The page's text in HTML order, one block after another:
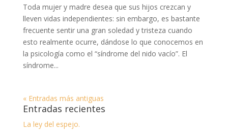
Toda mujer y madre desea que sus hijos crezcan y
lleven vidas independientes: sin embargo, es bastante
frecuente sentir una gran soledad y tristeza cuando
esto realmente ocurre, dándose lo que conocemos en
la psicología como el “síndrome del nido vacío”. El
síndrome...
« Entradas más antiguas
Entradas recientes
La ley del espejo.